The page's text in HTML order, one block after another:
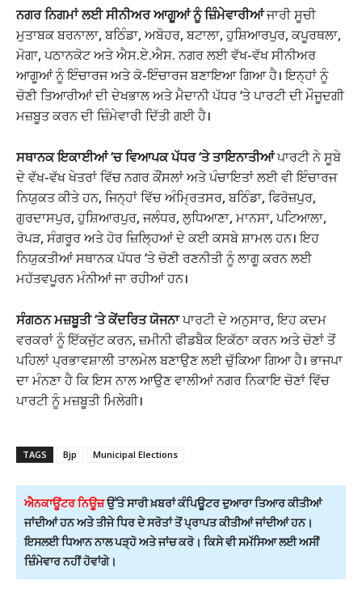
ਨਗਰ ਨਿਗਮਾਂ ਲਈ ਸੀਨੀਅਰ ਆਗੂਆਂ ਨੂੰ ਜ਼ਿੰਮੇਵਾਰੀਆਂਜਾਰੀ ਸੂਚੀ
ਮੁਤਾਬਕ ਬਰਨਾਲਾ, ਬਠਿੰਡਾ, ਅਬੋਹਰ, ਬਟਾਲਾ, ਹੁਸ਼ਿਆਰਪੁਰ, ਕਪੂਰਥਲਾ,
ਮੋਗਾ, ਪਠਾਨਕੋਟ ਅਤੇ ਐਸ.ਏ.ਐਸ. ਨਗਰ ਲਈ ਵੱਖ-ਵੱਖ ਸੀਨੀਅਰ
ਆਗੂਆਂ ਨੂੰ ਇੰਚਾਰਜ ਅਤੇ ਕੋ-ਇੰਚਾਰਜ ਬਣਾਇਆ ਗਿਆ ਹੈ। ਇਨ੍ਹਾਂ ਨੂੰ
ਚੋਣੀ ਤਿਆਰੀਆਂ ਦੀ ਦੇਖਭਾਲ ਅਤੇ ਮੈਦਾਨੀ ਪੱਧਰ ‘ਤੇ ਪਾਰਟੀ ਦੀ ਮੌਜੂਦਗੀ
ਮਜ਼ਬੂਤ ਕਰਨ ਦੀ ਜ਼ਿੰਮੇਵਾਰੀ ਦਿੱਤੀ ਗਈ ਹੈ।
ਸਥਾਨਕ ਇਕਾਈਆਂ ‘ਚ ਵਿਆਪਕ ਪੱਧਰ ‘ਤੇ ਤਾਇਨਾਤੀਆਂਪਾਰਟੀ ਨੇ ਸੂਬੇ
ਦੇ ਵੱਖ-ਵੱਖ ਖੇਤਰਾਂ ਵਿੱਚ ਨਗਰ ਕੌਂਸਲਾਂ ਅਤੇ ਪੰਚਾਇਤਾਂ ਲਈ ਵੀ ਇੰਚਾਰਜ
ਨਿਯੁਕਤ ਕੀਤੇ ਹਨ, ਜਿਨ੍ਹਾਂ ਵਿੱਚ ਅੰਮ੍ਰਿਤਸਰ, ਬਠਿੰਡਾ, ਫਿਰੋਜ਼ਪੁਰ,
ਗੁਰਦਾਸਪੁਰ, ਹੁਸ਼ਿਆਰਪੁਰ, ਜਲੰਧਰ, ਲੁਧਿਆਣਾ, ਮਾਨਸਾ, ਪਟਿਆਲਾ,
ਰੋਪੜ, ਸੰਗਰੂਰ ਅਤੇ ਹੋਰ ਜ਼ਿਲ੍ਹਿਆਂ ਦੇ ਕਈ ਕਸਬੇ ਸ਼ਾਮਲ ਹਨ। ਇਹ
ਨਿਯੁਕਤੀਆਂ ਸਥਾਨਕ ਪੱਧਰ ‘ਤੇ ਚੋਣੀ ਰਣਨੀਤੀ ਨੂੰ ਲਾਗੂ ਕਰਨ ਲਈ
ਮਹੱਤਵਪੂਰਨ ਮੰਨੀਆਂ ਜਾ ਰਹੀਆਂ ਹਨ।
ਸੰਗਠਨ ਮਜ਼ਬੂਤੀ ‘ਤੇ ਕੇਂਦਰਿਤ ਯੋਜਨਾਪਾਰਟੀ ਦੇ ਅਨੁਸਾਰ, ਇਹ ਕਦਮ
ਵਰਕਰਾਂ ਨੂੰ ਇੱਕਜੁੱਟ ਕਰਨ, ਜ਼ਮੀਨੀ ਫੀਡਬੈਕ ਇਕੱਠਾ ਕਰਨ ਅਤੇ ਚੋਣਾਂ ਤੋਂ
ਪਹਿਲਾਂ ਪ੍ਰਭਾਵਸ਼ਾਲੀ ਤਾਲਮੇਲ ਬਣਾਉਣ ਲਈ ਚੁੱਕਿਆ ਗਿਆ ਹੈ। ਭਾਜਪਾ
ਦਾ ਮੰਨਣਾ ਹੈ ਕਿ ਇਸ ਨਾਲ ਆਉਣ ਵਾਲੀਆਂ ਨਗਰ ਨਿਕਾਇ ਚੋਣਾਂ ਵਿੱਚ
ਪਾਰਟੀ ਨੂੰ ਮਜ਼ਬੂਤੀ ਮਿਲੇਗੀ।
TAGS Bjp Municipal Elections
ਐਨਕਾਊਂਟਰ ਨਿਊਜ਼ਉੱਤੇ ਸਾਰੀ ਖ਼ਬਰਾਂ ਕੰਪਿਊਟਰ ਦੁਆਰਾ ਤਿਆਰ ਕੀਤੀਆਂ
ਜਾਂਦੀਆਂ ਹਨ ਅਤੇ ਤੀਜੇ ਧਿਰ ਦੇ ਸਰੋਤਾਂ ਤੋਂ ਪ੍ਰਾਪਤ ਕੀਤੀਆਂ ਜਾਂਦੀਆਂ ਹਨ।
ਇਸਲਈ ਧਿਆਨ ਨਾਲ ਪੜ੍ਹੋ ਅਤੇ ਜਾਂਚ ਕਰੋ। ਕਿਸੇ ਵੀ ਸਮੱਸਿਆ ਲਈ ਅਸੀਂ
ਜ਼ਿੰਮੇਵਾਰ ਨਹੀਂ ਹੋਵਾਂਗੇ।